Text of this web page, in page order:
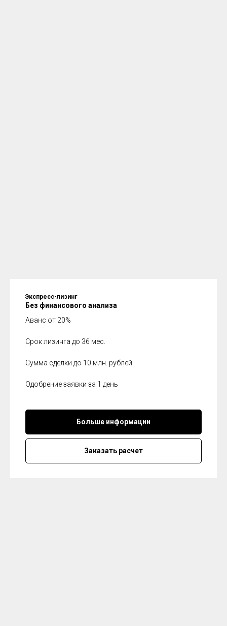
Экспресс-лизинг
Без финансового анализа
Аванс от 20%
Срок лизинга до 36 мес.
Сумма сделки до 10 млн. рублей
Одобрение заявки за 1 день
Больше информации
Заказать расчет